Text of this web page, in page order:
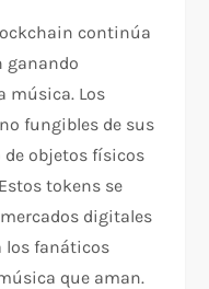
continúa
ganando
música. Los
fungibles de sus
objetos físicos
tokens se
digitales
los fanáticos
que aman.